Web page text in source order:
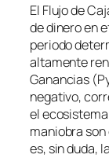
El Flujo de
de dinero en
periodo
altamente
Ganancias
negativo,
el ecosistema
maniobra
es, sin duda,